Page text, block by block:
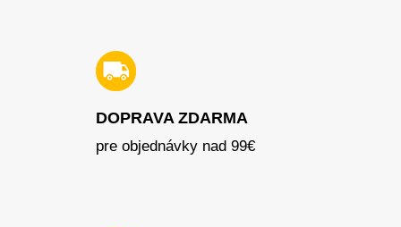
DOPRAVA ZDARMA
pre objednávky nad 99€